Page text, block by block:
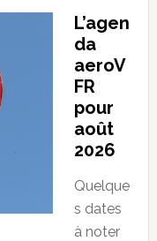
L’agen
da
aeroV
FR
pour
août
2026
Quelque
s dates
à noter